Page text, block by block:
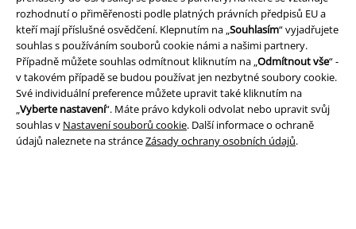
rozhodnutí o přiměřenosti podle platných právních předpisů EU a
kteří mají příslušné osvědčení. Klepnutím na „Souhlasím“ vyjadřujete
souhlas s používáním souborů cookie námi a našimi partnery.
Případně můžete souhlas odmítnout kliknutím na „Odmítnout vše“ -
v takovém případě se budou používat jen nezbytné soubory cookie.
Své individuální preference můžete upravit také kliknutím na
„Vyberte nastavení“. Máte právo kdykoli odvolat nebo upravit svůj
souhlas v Nastavení souborů cookie. Další informace o ochraně
údajů naleznete na stránceZásady ochrany osobních údajů.